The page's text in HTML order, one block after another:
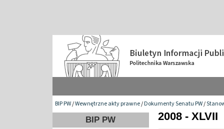
BIP PW/Wewnętrzne akty prawne/Dokumenty Senatu PW/
BIP PW 2008 - XLVII